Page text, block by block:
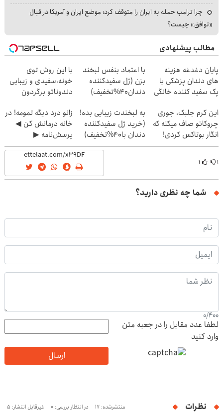
چرا ترامپ حمله به ایران را متوقف کرد؛ موضع ایران و آمریکا در قبال
«توافق» چیست؟
مطالب پیشنهادی
پایان دغدغه هزینه
های دندان پزشکی با
پک سفید کننده خانگی
با اعتماد بنفس لبخند
بزن (ژل سفیدکننده
دندان40%تخفیف)
با این روش توی
خونه،سفیدی و زیبایی
دندوناتو برگردون
این کرم جلبک، جوری
چروکاتو صاف میکنه که
انگار بوتاکس کردی!
(تخفیف ویژه)
به لبخندت زیبایی بده!
(خرید ژل سفیدکننده
دندان با40%تخفیف)
زانو درد دیگه تمومه! در
خانه درمانش کن ◀
پرسش‌نامه ▶
۱ ۱
شما چه نظری دارید؟
0/400
لطفا عدد مقابل را در جعبه متن
وارد کنید
ارسال
نظرات منتشرشده: 17 در انتظار بررسی: 0 غیرقابل انتشار: 5